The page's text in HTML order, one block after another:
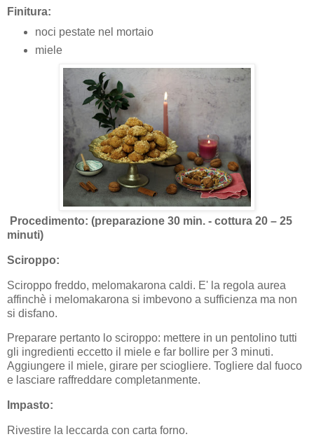
Finitura:
noci pestate nel mortaio
miele
Procedimento: (preparazione 30 min. - cottura 20 – 25
minuti)
Sciroppo:
Sciroppo freddo, melomakarona caldi. E' la regola aurea
affinchè i melomakarona si imbevono a sufficienza ma non
si disfano.
Preparare pertanto lo sciroppo: mettere in un pentolino tutti
gli ingredienti eccetto il miele e far bollire per 3 minuti.
Aggiungere il miele, girare per sciogliere. Togliere dal fuoco
e lasciare raffreddare completanmente.
Impasto:
Rivestire la leccarda con carta forno.